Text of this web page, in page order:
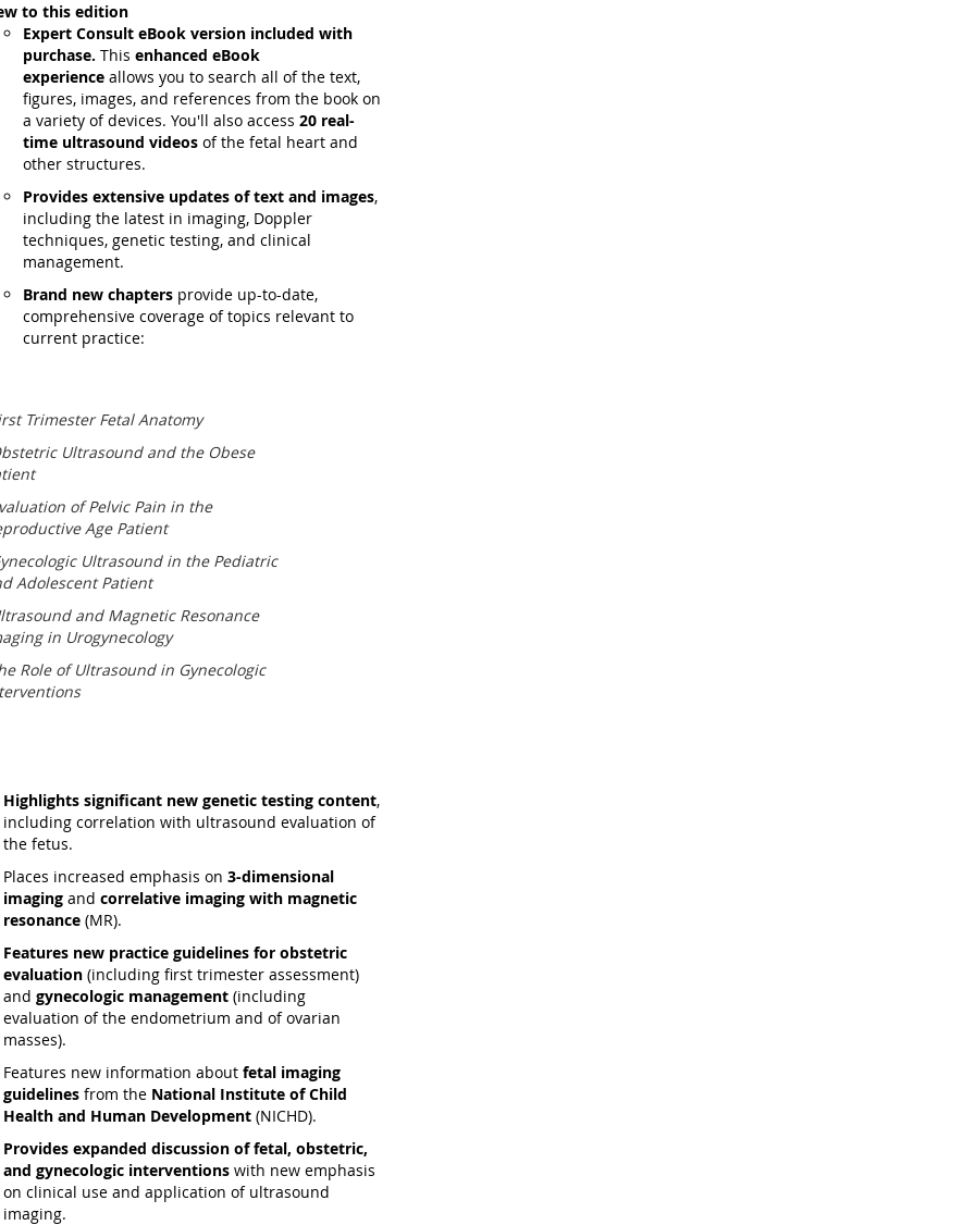
to this edition
Expert Consult eBook version included with
purchase. This enhanced eBook
experience allows you to search all of the text,
figures, images, and references from the book on
a variety of devices. You'll also access 20 real-
time ultrasound videosof the fetal heart and
other structures.
Provides extensive updates of text and images,
including the latest in imaging, Doppler
techniques, genetic testing, and clinical
management.
Brand new chaptersprovide up-to-date,
comprehensive coverage of topics relevant to
current practice:
Trimester Fetal Anatomy
Ultrasound and the Obese
of Pelvic Pain in the
Age Patient
Ultrasound in the Pediatric
Adolescent Patient
and Magnetic Resonance
in Urogynecology
Role of Ultrasound in Gynecologic
Highlights significant new genetic testing content,
including correlation with ultrasound evaluation of
the fetus.
Places increased emphasis on 3-dimensional
imagingand correlative imaging with magnetic
resonance(MR).
Features new practice guidelines for obstetric
evaluation (including first trimester assessment)
and gynecologic management(including
evaluation of the endometrium and of ovarian
masses).
Features new information about fetal imaging
guidelines from the National Institute of Child
Health and Human Development(NICHD).
Provides expanded discussion of fetal, obstetric,
and gynecologic interventions with new emphasis
on clinical use and application of ultrasound
imaging.